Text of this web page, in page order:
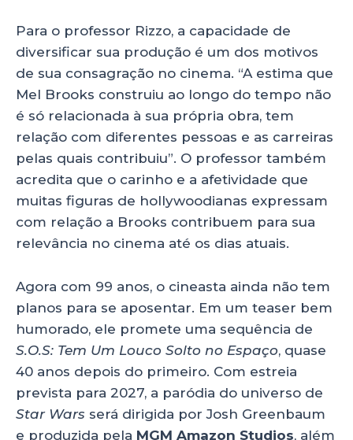
Para o professor Rizzo, a capacidade de
diversificar sua produção é um dos motivos
de sua consagração no cinema. “A estima que
Mel Brooks construiu ao longo do tempo não
é só relacionada à sua própria obra, tem
relação com diferentes pessoas e as carreiras
pelas quais contribuiu”. O professor também
acredita que o carinho e a afetividade que
muitas figuras de hollywoodianas expressam
com relação a Brooks contribuem para sua
relevância no cinema até os dias atuais.
Agora com 99 anos, o cineasta ainda não tem
planos para se aposentar. Em um teaser bem
humorado, ele promete uma sequência de
S.O.S: Tem Um Louco Solto no Espaço, quase
40 anos depois do primeiro. Com estreia
prevista para 2027, a paródia do universo de
Star Wars será dirigida por Josh Greenbaum
e produzida pela MGM Amazon Studios, além